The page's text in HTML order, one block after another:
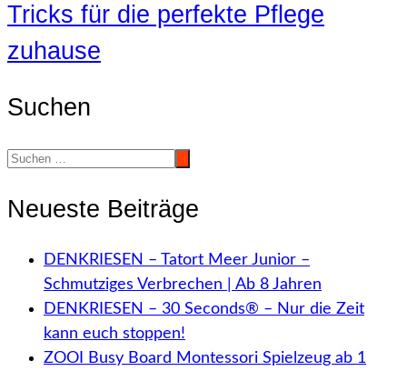
Tricks für die perfekte Pflege
zuhause
Suchen
Neueste Beiträge
DENKRIESEN – Tatort Meer Junior –
Schmutziges Verbrechen | Ab 8 Jahren
DENKRIESEN – 30 Seconds® – Nur die Zeit
kann euch stoppen!
ZOOI Busy Board Montessori Spielzeug ab 1